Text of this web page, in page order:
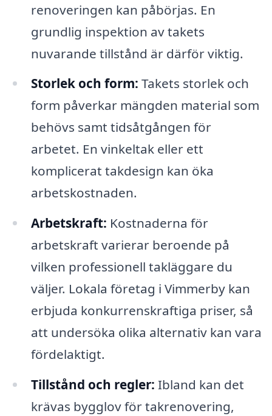
renoveringen kan påbörjas. En
grundlig inspektion av takets
nuvarande tillstånd är därför viktig.
Storlek och form: Takets storlek och
form påverkar mängden material som
behövs samt tidsåtgången för
arbetet. En vinkeltak eller ett
komplicerat takdesign kan öka
arbetskostnaden.
Arbetskraft: Kostnaderna för
arbetskraft varierar beroende på
vilken professionell takläggare du
väljer. Lokala företag i Vimmerby kan
erbjuda konkurrenskraftiga priser, så
att undersöka olika alternativ kan vara
fördelaktigt.
Tillstånd och regler: Ibland kan det
krävas bygglov för takrenovering,